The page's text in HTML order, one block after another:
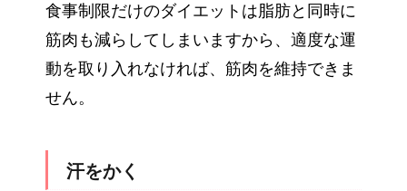
食事制限だけのダイエットは脂肪と同時に
筋肉も減らしてしまいますから、適度な運
動を取り入れなければ、筋肉を維持できま
せん。
汗をかく